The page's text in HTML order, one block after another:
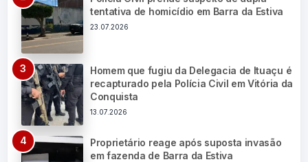
tentativa de homicídio em Barra da Estiva
23.07.2026
Homem que fugiu da Delegacia de Ituaçu é
recapturado pela Polícia Civil em Vitória da
Conquista
13.07.2026
Proprietário reage após suposta invasão
em fazenda de Barra da Estiva